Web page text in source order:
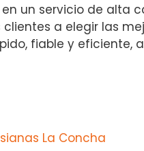
un servicio de alta
a elegir las
fiable y eficiente,
La Concha